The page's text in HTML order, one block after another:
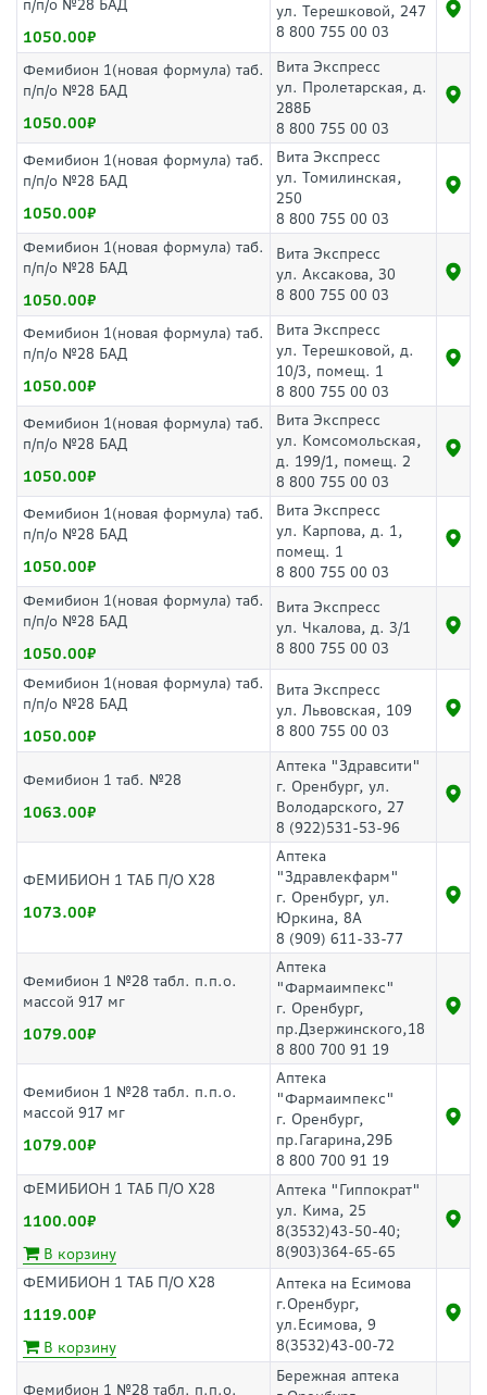
п/п/о №28 БАД
1050.00
ул. Терешковой, 247
8 800 755 00 03
Фемибион 1(новая формула) таб.
п/п/о №28 БАД
1050.00
Вита Экспресс
ул. Пролетарская, д.
288Б
8 800 755 00 03
Фемибион 1(новая формула) таб.
п/п/о №28 БАД
1050.00
Вита Экспресс
ул. Томилинская,
250
8 800 755 00 03
Фемибион 1(новая формула) таб.
п/п/о №28 БАД
1050.00
Вита Экспресс
ул. Аксакова, 30
8 800 755 00 03
Фемибион 1(новая формула) таб.
п/п/о №28 БАД
1050.00
Вита Экспресс
ул. Терешковой, д.
10/3, помещ. 1
8 800 755 00 03
Фемибион 1(новая формула) таб.
п/п/о №28 БАД
1050.00
Вита Экспресс
ул. Комсомольская,
д. 199/1, помещ. 2
8 800 755 00 03
Фемибион 1(новая формула) таб.
п/п/о №28 БАД
1050.00
Вита Экспресс
ул. Карпова, д. 1,
помещ. 1
8 800 755 00 03
Фемибион 1(новая формула) таб.
п/п/о №28 БАД
1050.00
Вита Экспресс
ул. Чкалова, д. 3/1
8 800 755 00 03
Фемибион 1(новая формула) таб.
п/п/о №28 БАД
1050.00
Вита Экспресс
ул. Львовская, 109
8 800 755 00 03
Фемибион 1 таб. №28
1063.00
Аптека "Здравсити"
г. Оренбург, ул.
Володарского, 27
8 (922)531-53-96
ФЕМИБИОН 1 ТАБ П/О Х28
1073.00
Аптека
"Здравлекфарм"
г. Оренбург, ул.
Юркина, 8А
8 (909) 611-33-77
Фемибион 1 №28 табл. п.п.о.
массой 917 мг
1079.00
Аптека
"Фармаимпекс"
г. Оренбург,
пр.Дзержинского,18
8 800 700 91 19
Фемибион 1 №28 табл. п.п.о.
массой 917 мг
1079.00
Аптека
"Фармаимпекс"
г. Оренбург,
пр.Гагарина,29Б
8 800 700 91 19
ФЕМИБИОН 1 ТАБ П/О Х28
1100.00
В корзину
Аптека "Гиппократ"
ул. Кима, 25
8(3532)43-50-40;
8(903)364-65-65
ФЕМИБИОН 1 ТАБ П/О Х28
1119.00
В корзину
Аптека на Есимова
г.Оренбург,
ул.Есимова, 9
8(3532)43-00-72
Фемибион 1 №28 табл. п.п.о.
Бережная аптека